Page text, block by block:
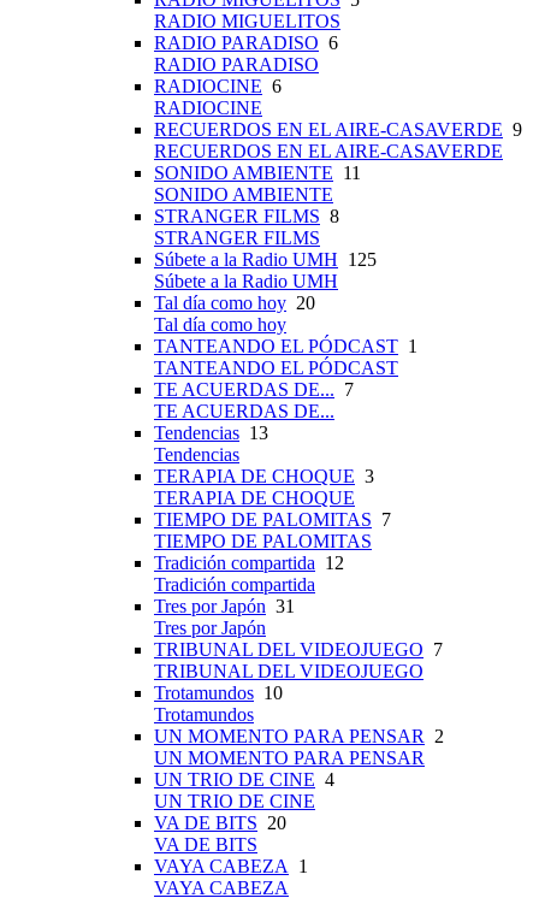
RADIO MIGUELITOS
RADIO PARADISO 6
RADIO PARADISO
RADIOCINE 6
RADIOCINE
RECUERDOS EN EL AIRE-CASAVERDE 9
RECUERDOS EN EL AIRE-CASAVERDE
SONIDO AMBIENTE 11
SONIDO AMBIENTE
STRANGER FILMS 8
STRANGER FILMS
Súbete a la Radio UMH 125
Súbete a la Radio UMH
Tal día como hoy 20
Tal día como hoy
TANTEANDO EL PÓDCAST 1
TANTEANDO EL PÓDCAST
TE ACUERDAS DE... 7
TE ACUERDAS DE...
Tendencias 13
Tendencias
TERAPIA DE CHOQUE 3
TERAPIA DE CHOQUE
TIEMPO DE PALOMITAS 7
TIEMPO DE PALOMITAS
Tradición compartida 12
Tradición compartida
Tres por Japón 31
Tres por Japón
TRIBUNAL DEL VIDEOJUEGO 7
TRIBUNAL DEL VIDEOJUEGO
Trotamundos 10
Trotamundos
UN MOMENTO PARA PENSAR
2
UN MOMENTO PARA PENSAR
UN TRIO DE CINE 4
UN TRIO DE CINE
VA DE BITS 20
VA DE BITS
VAYA CABEZA
1
VAYA CABEZA